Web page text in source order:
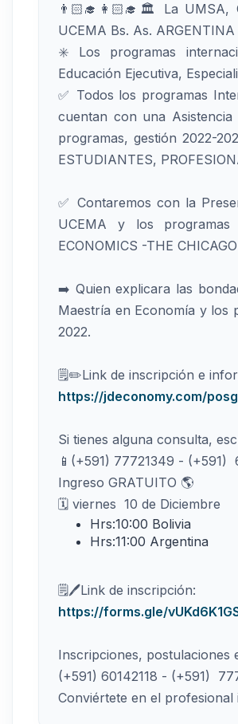
👨🏻‍🎓👩🏻‍🎓🏛️ La UMSA,
UCEMA Bs. As.
✳️ Los programas
Educación Ejecutiva,
✅ Todos los programas
cuentan con una
programas, gestión 2022-
ESTUDIANTES,
✅ Contaremos con la
UCEMA y los programas
ECONOMICS -THE
➡️ Quien explicara las
Maestría en Economía y los
2022.
🗒️✏️Link de inscripción e
https://jdeconomy.com/
Si tienes alguna consulta,
📱(+591) 77721349 - (+591)
Ingreso GRATUITO 🌎
🗓 viernes 10 de Diciembre
Hrs:10:00 Bolivia
Hrs:11:00 Argentina
🗒️🖊️Link de inscripción:
https://forms.gle/
Inscripciones, postulaciones
(+591) 60142118 - (+591)
Conviértete en el profesional